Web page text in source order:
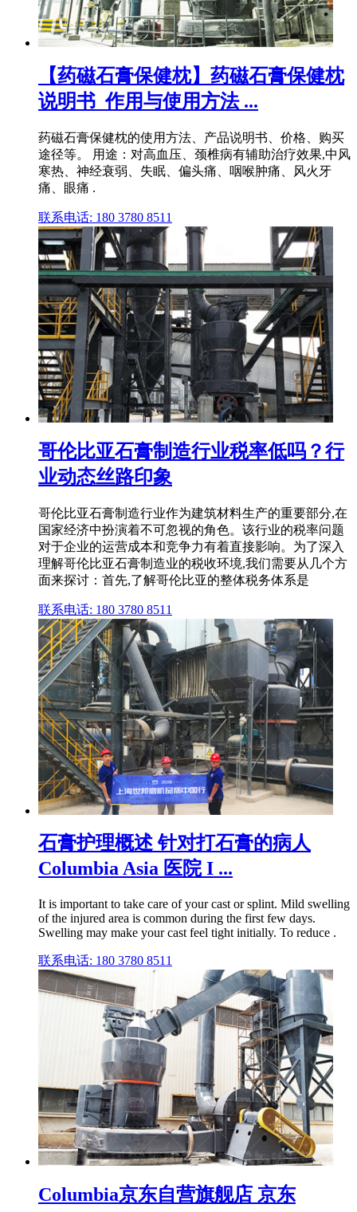
【药磁石膏保健枕】药磁石膏保健枕
说明书_作用与使用方法 ...
药磁石膏保健枕的使用方法、产品说明书、价格、购买
途径等。 用途：对高血压、颈椎病有辅助治疗效果,中风
寒热、神经衰弱、失眠、偏头痛、咽喉肿痛、风火牙
痛、眼痛 .
联系电话: 180 3780 8511
哥伦比亚石膏制造行业税率低吗？行
业动态丝路印象
哥伦比亚石膏制造行业作为建筑材料生产的重要部分,在
国家经济中扮演着不可忽视的角色。该行业的税率问题
对于企业的运营成本和竞争力有着直接影响。为了深入
理解哥伦比亚石膏制造业的税收环境,我们需要从几个方
面来探讨：首先,了解哥伦比亚的整体税务体系是
联系电话: 180 3780 8511
石膏护理概述 针对打石膏的病人
Columbia Asia 医院 I ...
It is important to take care of your cast or splint. Mild swelling
of the injured area is common during the first few days.
Swelling may make your cast feel tight initially. To reduce .
联系电话: 180 3780 8511
Columbia京东自营旗舰店 京东